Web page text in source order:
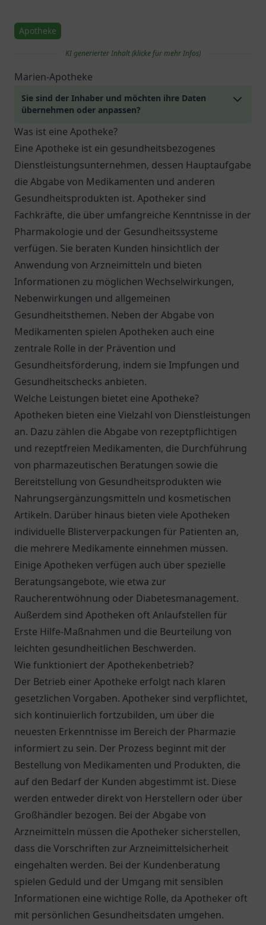
Apotheke
KI generierter Inhalt (klicke für mehr Infos)
Marien-Apotheke
Sie sind der Inhaber und möchten ihre Daten
übernehmen oder anpassen?
Was ist eine Apotheke?
Eine Apotheke ist ein gesundheitsbezogenes
Dienstleistungsunternehmen, dessen Hauptaufgabe
die Abgabe von Medikamenten und anderen
Gesundheitsprodukten ist. Apotheker sind
Fachkräfte, die über umfangreiche Kenntnisse in der
Pharmakologie und der Gesundheitssysteme
verfügen. Sie beraten Kunden hinsichtlich der
Anwendung von Arzneimitteln und bieten
Informationen zu möglichen Wechselwirkungen,
Nebenwirkungen und allgemeinen
Gesundheitsthemen. Neben der Abgabe von
Medikamenten spielen Apotheken auch eine
zentrale Rolle in der Prävention und
Gesundheitsförderung, indem sie Impfungen und
Gesundheitschecks anbieten.
Welche Leistungen bietet eine Apotheke?
Apotheken bieten eine Vielzahl von Dienstleistungen
an. Dazu zählen die Abgabe von rezeptpflichtigen
und rezeptfreien Medikamenten, die Durchführung
von pharmazeutischen Beratungen sowie die
Bereitstellung von Gesundheitsprodukten wie
Nahrungsergänzungsmitteln und kosmetischen
Artikeln. Darüber hinaus bieten viele Apotheken
individuelle Blisterverpackungen für Patienten an,
die mehrere Medikamente einnehmen müssen.
Einige Apotheken verfügen auch über spezielle
Beratungsangebote, wie etwa zur
Raucherentwöhnung oder Diabetesmanagement.
Außerdem sind Apotheken oft Anlaufstellen für
Erste Hilfe-Maßnahmen und die Beurteilung von
leichten gesundheitlichen Beschwerden.
Wie funktioniert der Apothekenbetrieb?
Der Betrieb einer Apotheke erfolgt nach klaren
gesetzlichen Vorgaben. Apotheker sind verpflichtet,
sich kontinuierlich fortzubilden, um über die
neuesten Erkenntnisse im Bereich der Pharmazie
informiert zu sein. Der Prozess beginnt mit der
Bestellung von Medikamenten und Produkten, die
auf den Bedarf der Kunden abgestimmt ist. Diese
werden entweder direkt von Herstellern oder über
Großhändler bezogen. Bei der Abgabe von
Arzneimitteln müssen die Apotheker sicherstellen,
dass die Vorschriften zur Arzneimittelsicherheit
eingehalten werden. Bei der Kundenberatung
spielen Geduld und der Umgang mit sensiblen
Informationen eine wichtige Rolle, da Apotheker oft
mit persönlichen Gesundheitsdaten umgehen.